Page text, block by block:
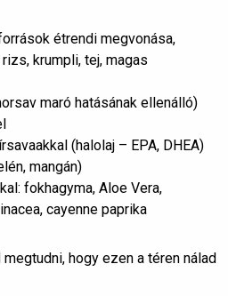
étrendi megvonása,
krumpli, tej, magas
maró hatásának ellenálló)
(halolaj – EPA, DHEA)
mangán)
fokhagyma, Aloe Vera,
cayenne paprika
hogy ezen a téren nálad